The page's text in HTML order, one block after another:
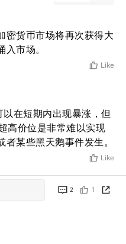
密货币市场将再次获得大
市场。
Like
在短期内出现暴涨，但
高价位是非常难以实现
某些黑天鹅事件发生。
Like
2 1